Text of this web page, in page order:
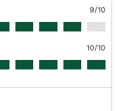
9/10
10/10